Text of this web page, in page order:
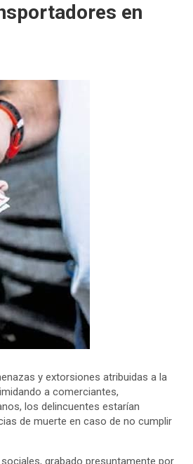
en
y extorsiones atribuidas a la
a comerciantes,
los delincuentes estarían
de muerte en caso de no cumplir
grabado presuntamente por